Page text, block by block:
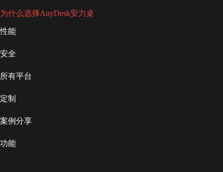
为什么选择AnyDesk安力桌
性能
安全
所有平台
定制
案例分享
功能